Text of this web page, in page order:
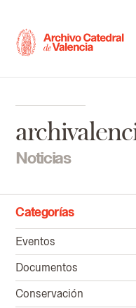
Noticias
Categorías
Eventos
Documentos
Conservación